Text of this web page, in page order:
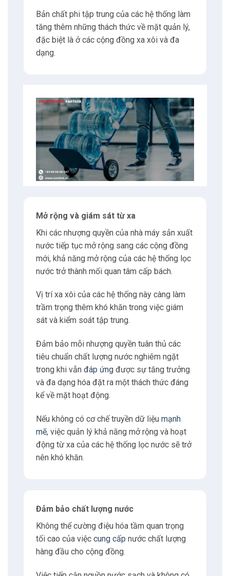
Bản chất phi tập trung của các hệ thống làm
tăng thêm những thách thức về mặt quản lý,
đặc biệt là ở các cộng đồng xa xôi và đa
dạng.
Mở rộng và giám sát từ xa
Khi các nhượng quyền của nhà máy sản xuất
nước tiếp tục mở rộng sang các cộng đồng
mới, khả năng mở rộng của các hệ thống lọc
nước trở thành mối quan tâm cấp bách.
Vị trí xa xôi của các hệ thống này càng làm
trầm trọng thêm khó khăn trong việc giám
sát và kiểm soát tập trung.
Đảm bảo mỗi nhượng quyền tuân thủ các
tiêu chuẩn chất lượng nước nghiêm ngặt
trong khi vẫn đáp ứngđược sự tăng trưởng
và đa dạng hóa đặt ra một thách thức đáng
kể về mặt hoạt động.
Nếu không có cơ chế truyền dữ liệu mạnh
mẽ, việc quản lý khả năng mở rộng và hoạt
động từ xa của các hệ thống lọc nước sẽ trở
nên khó khăn.
Đảm bảo chất lượng nước
Không thể cường điệu hóa tầm quan trọng
tối cao của việc cung cấp nước chất lượng
hàng đầu cho cộng đồng.